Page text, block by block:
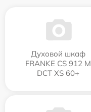
Духовой шкаф
FRANKE CS 912 M
DCT XS 60+